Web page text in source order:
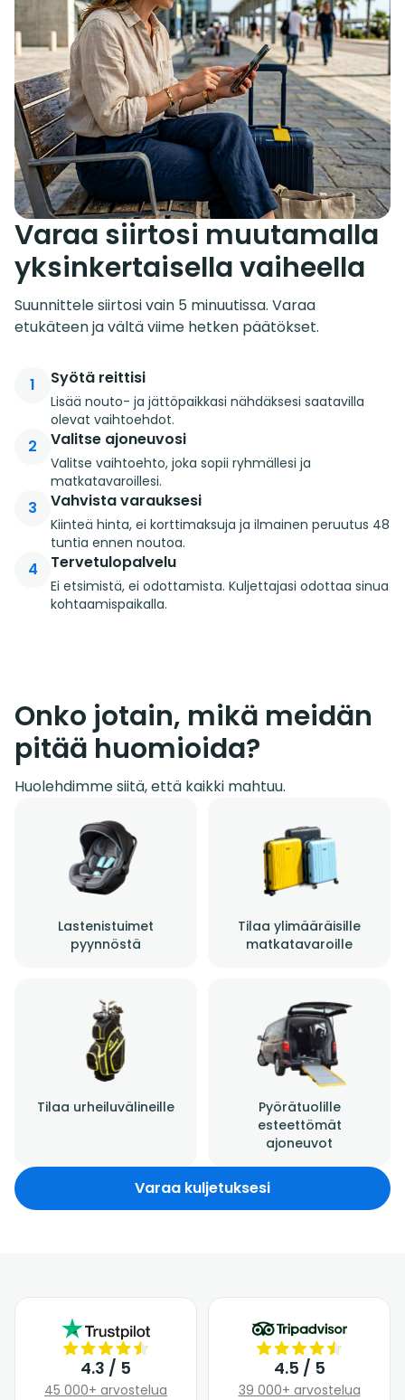
Varaa siirtosi muutamalla
yksinkertaisella vaiheella
Suunnittele siirtosi vain 5 minuutissa. Varaa
etukäteen ja vältä viime hetken päätökset.
1 Syötä reittisi
Lisää nouto- ja jättöpaikkasi nähdäksesi saatavilla
olevat vaihtoehdot.
2 Valitse ajoneuvosi
Valitse vaihtoehto, joka sopii ryhmällesi ja
matkatavaroillesi.
3 Vahvista varauksesi
Kiinteä hinta, ei korttimaksuja ja ilmainen peruutus 48
tuntia ennen noutoa.
4 Tervetulopalvelu
Ei etsimistä, ei odottamista. Kuljettajasi odottaa sinua
kohtaamispaikalla.
Onko jotain, mikä meidän
pitää huomioida?
Huolehdimme siitä, että kaikki mahtuu.
Lastenistuimet
pyynnöstä
Tilaa ylimääräisille
matkatavaroille
Tilaa urheiluvälineille
Pyörätuolille
esteettömät
ajoneuvot
Varaa kuljetuksesi
4.3 / 5
45 000+ arvostelua
4.5 / 5
39 000+ arvostelua